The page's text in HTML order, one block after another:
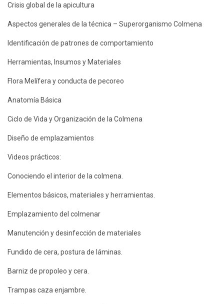
Crisis global de la apicultura
Aspectos generales de la técnica – Superorganismo Colmena
Identificación de patrones de comportamiento
Herramientas, Insumos y Materiales
Flora Melífera y conducta de pecoreo
Anatomía Básica
Ciclo de Vida y Organización de la Colmena
Diseño de emplazamientos
Videos prácticos:
Conociendo el interior de la colmena.
Elementos básicos, materiales y herramientas.
Emplazamiento del colmenar
Manutención y desinfección de materiales
Fundido de cera, postura de láminas.
Barniz de propoleo y cera.
Trampas caza enjambre.